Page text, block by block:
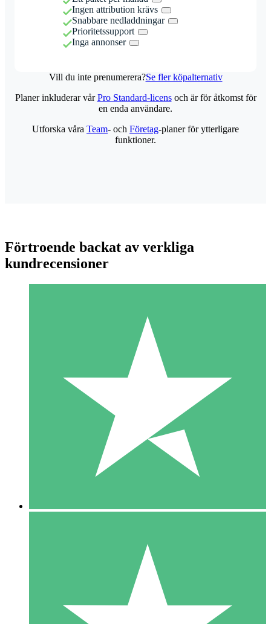
Ingen attribution krävs
Snabbare nedladdningar
Prioritetssupport
Inga annonser
Vill du inte prenumerera?Se fler köpalternativ
Individuella Kreditpaket
Betala per användning med nedladdningskrediter. Inget
1 Nedladdningar
10 00
10 Nedladdningar
20 00
Planer inkluderar vårPro Standard-licensoch är för åtkomst för
en enda användare.
Utforska våra Team- och Företag-planer för ytterligare
funktioner.
Förtroende backat av verkliga
kundrecensioner